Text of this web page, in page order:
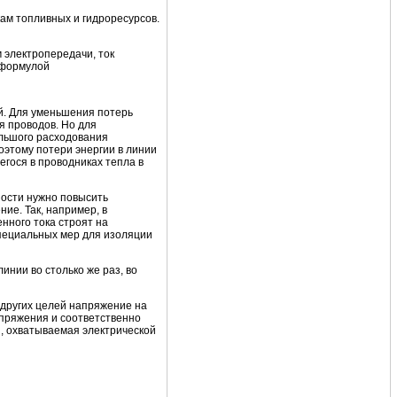
топливных и гидроресурсов.
ток
Для уменьшения потерь
проводов. Но для
расходования
потери энергии в линии
в проводниках тепла в
нужно повысить
Так, например, в
тока строят на
мер для изоляции
во столько же раз, во
целей напряжение на
и соответственно
электрической